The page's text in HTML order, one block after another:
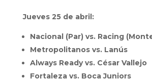
Jueves 25 de abril:
Nacional (Par) vs. Racing
Metropolitanos vs. Lanús
Always Ready vs. César Vallejo
Fortaleza vs. Boca Juniors